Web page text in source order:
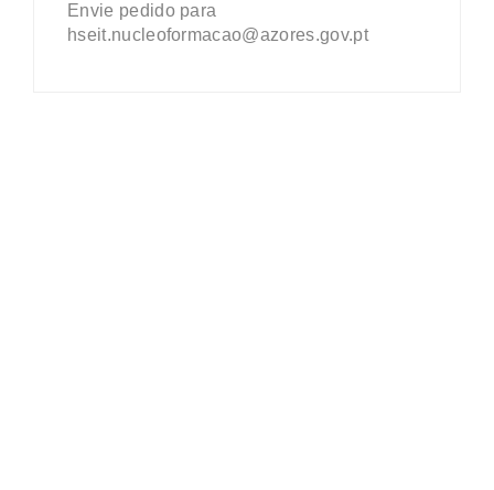
Envie pedido para
hseit.nucleoformacao@azores.gov.pt